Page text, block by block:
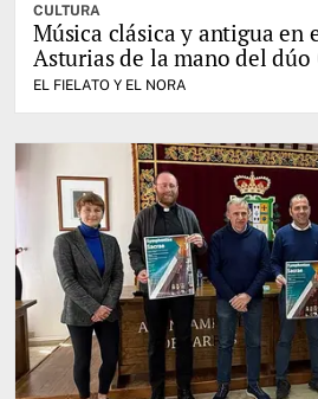
CULTURA
Música clásica y antigua en
Asturias de la mano del dúo
EL FIELATO Y EL NORA